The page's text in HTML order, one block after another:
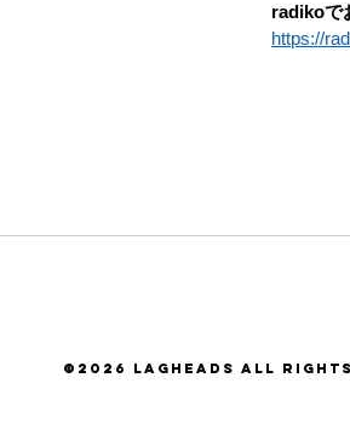
radikoで
https://
©2026 LAGHEADS All